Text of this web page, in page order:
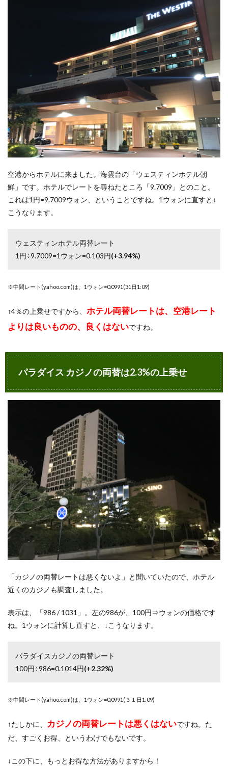
空港からホテルに来ました。海雲台の「ウェスティンホテル朝
鮮」です。ホテルでレートを尋ねたところ「9.7009」とのこと。
これは1円=9.7009ウォン、ということですね。1ウォンに直すと↓
こうなります。
ウェスティンホテル両替レート
1円÷9.7009=1ウォン=0.103円(+3.94%)
※中間レート(yahoo.com)は、1ウォン=0.0991(31日1:09)
↑4％の上乗せですから、 ホテル両替レートは、空港レート
よりは良いものの、良くはないですね。
パラダイス カジノの両替は2.3%の上乗せ
「カジノの両替レートは悪くないよ」と聞いていたので、ホテル
近くのカジノも調査しました。
表示は、「986 / 1031」。左の986が、100円⇒ウォンの価格です
ね。1ウォンに計算し直すと、↓こうなります。
パラダイスカジノの両替レート
100円÷986=0.1014円(+2.32%)
※中間レート(yahoo.com)は、1ウォン=0.0991(３１日1:09)
↑たしかに、 カジノの両替レートは悪くはないですね。た
だ、すごくお得、というわけでもないです。
↓この下に、もっとお得な方法がありますから！